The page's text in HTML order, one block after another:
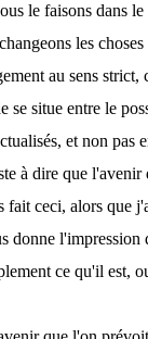
le faisons dans
les
au sens
se situe entre le
et non pas
à dire que l'avenir
fait ceci, alors que
donne
ce qu'il est,